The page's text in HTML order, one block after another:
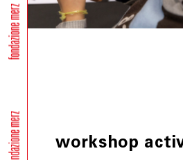
Le presenti condizioni generali
workshop